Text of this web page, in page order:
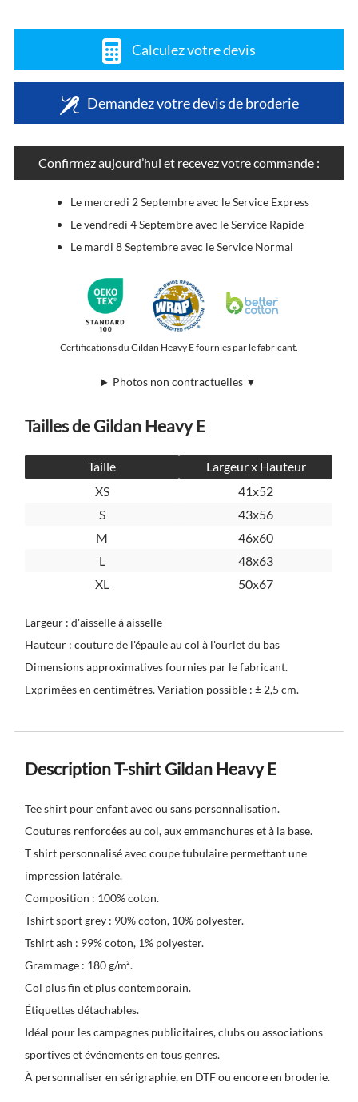
Calculez votre devis
Demandez votre devis de broderie
Confirmez aujourd’hui et recevez votre commande :
Le mercredi 2 Septembre avec le Service Express
Le vendredi 4 Septembre avec le Service Rapide
Le mardi 8 Septembre avec le Service Normal
Certifications du Gildan Heavy E fournies par le fabricant.
Photos non contractuelles ▼
Tailles de Gildan Heavy E
Taille
Largeur x Hauteur
XS
41x52
S
43x56
M
46x60
L
48x63
XL
50x67
Largeur : d'aisselle à aisselle
Hauteur : couture de l'épaule au col à l'ourlet du bas
Dimensions approximatives fournies par le fabricant.
Exprimées en centimètres. Variation possible : ± 2,5 cm.
Description T-shirt Gildan Heavy E
Tee shirt pour enfant avec ou sans personnalisation.
Coutures renforcées au col, aux emmanchures et à la base.
T shirt personnalisé avec coupe tubulaire permettant une
impression latérale.
Composition : 100% coton.
Tshirt sport grey : 90% coton, 10% polyester.
Tshirt ash : 99% coton, 1% polyester.
Grammage : 180 g/m².
Col plus fin et plus contemporain.
Étiquettes détachables.
Idéal pour les campagnes publicitaires, clubs ou associations
sportives et événements en tous genres.
À personnaliser en sérigraphie, en DTF ou encore en broderie.